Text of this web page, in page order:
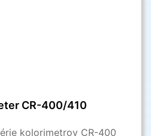
CR-400/410
kolorimetrov CR-400